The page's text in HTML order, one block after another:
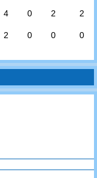
4 0 2 2
2 0 0 0